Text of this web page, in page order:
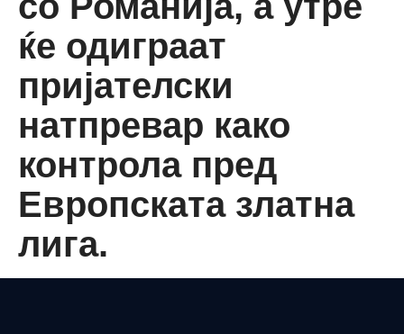
ќе одиграат
пријателски
натпревар како
контрола пред
Европската златна
лига.